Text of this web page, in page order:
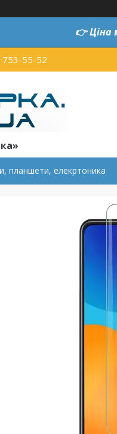
👉Ціна
753-55-52
планшети, елекртоника